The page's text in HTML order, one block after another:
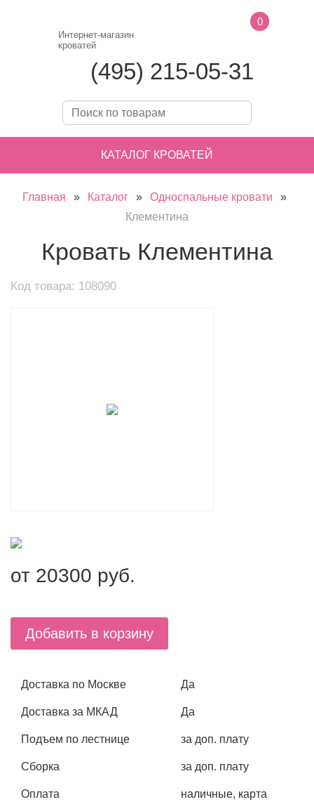
Интернет-магазин
кроватей
(495) 215-05-31
0
КАТАЛОГ КРОВАТЕЙ
Главная » Каталог » Односпальные кровати
»
Клементина
Кровать Клементина
Код товара: 108090
от 20300 руб.
Добавить в корзину
Доставка по Москве Да
Доставка за МКАД Да
Подъем по лестнице за доп. плату
Сборка за доп. плату
Оплата наличные, карта